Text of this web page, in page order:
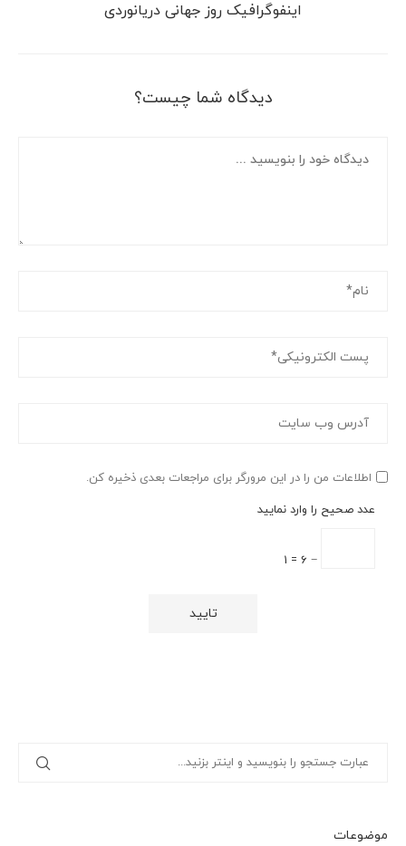
اینفوگرافیک روز جهانی دریانوردی
دیدگاه شما چیست؟
اطلاعات من را در این مرورگر برای مراجعات بعدی ذخیره کن.
عدد صحیح را وارد نمایید
− 6 = 1
موضوعات